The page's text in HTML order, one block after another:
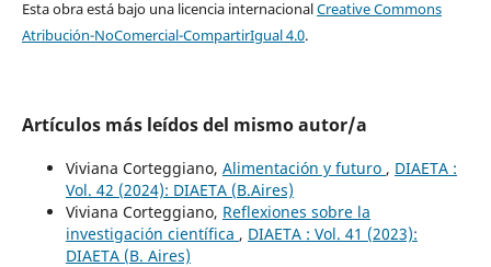
Esta obra está bajo una licencia internacionalCreative Commons
Atribución-NoComercial-CompartirIgual 4.0.
Artículos más leídos del mismo autor/a
Viviana Corteggiano, Alimentación y futuro , DIAETA :
Vol. 42 (2024): DIAETA (B.Aires)
Viviana Corteggiano, Reflexiones sobre la
investigación científica , DIAETA : Vol. 41 (2023):
DIAETA (B. Aires)